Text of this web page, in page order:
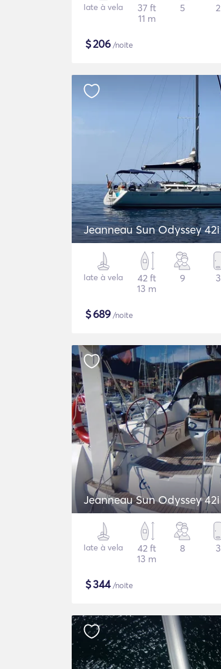
Iate à vela
37 ft
11 m
5 2
$206/noite
Jeanneau Sun Odyssey 42i
Iate à vela
42 ft
13 m
9 3
$689/noite
Jeanneau Sun Odyssey 42i
Iate à vela
42 ft
13 m
8 3
$344/noite